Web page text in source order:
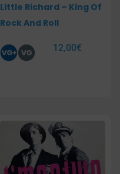
Little Richard – King Of
Rock And Roll
12,00€